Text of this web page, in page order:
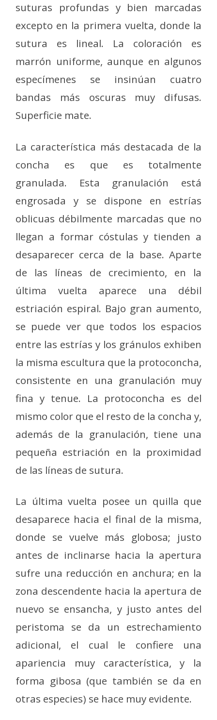
suturas profundas y bien marcadas
excepto en la primera vuelta, donde la
sutura es lineal. La coloración es
marrón uniforme, aunque en algunos
especímenes se insinúan cuatro
bandas más oscuras muy difusas.
Superficie mate.
La característica más destacada de la
concha es que es totalmente
granulada. Esta granulación está
engrosada y se dispone en estrías
oblicuas débilmente marcadas que no
llegan a formar cóstulas y tienden a
desaparecer cerca de la base. Aparte
de las líneas de crecimiento, en la
última vuelta aparece una débil
estriación espiral. Bajo gran aumento,
se puede ver que todos los espacios
entre las estrías y los gránulos exhiben
la misma escultura que la protoconcha,
consistente en una granulación muy
fina y tenue. La protoconcha es del
mismo color que el resto de la concha y,
además de la granulación, tiene una
pequeña estriación en la proximidad
de las líneas de sutura.
La última vuelta posee un quilla que
desaparece hacia el final de la misma,
donde se vuelve más globosa; justo
antes de inclinarse hacia la apertura
sufre una reducción en anchura; en la
zona descendente hacia la apertura de
nuevo se ensancha, y justo antes del
peristoma se da un estrechamiento
adicional, el cual le confiere una
apariencia muy característica, y la
forma gibosa (que también se da en
otras especies) se hace muy evidente.